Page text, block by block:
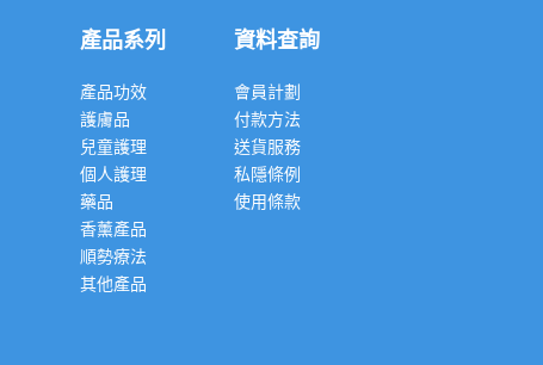
產品系列
產品功效
護膚品
兒童護理
個人護理
藥品
香薰產品
順勢療法
其他產品
資料查詢
會員計劃
付款方法
送貨服務
私隱條例
使用條款